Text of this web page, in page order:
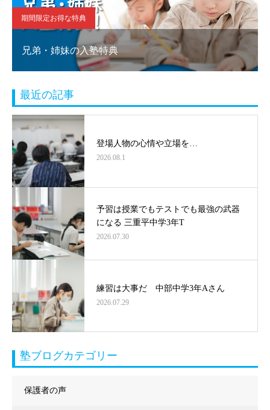
期間限定お得な特典
兄弟・姉妹の入塾特典
最近の記事
登場人物の心情や立場を…
2026.08.1
予習は授業でもテストでも最強の武器
になる 三重平中学3年T
2026.07.30
練習は大事だ 中部中学3年Aさん
2026.07.29
塾ブログカテゴリー
保護者の声